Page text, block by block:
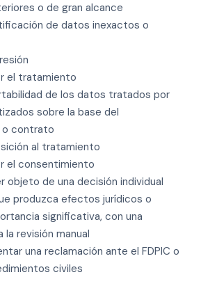
o de gran alcance
de datos inexactos o
el tratamiento
de los datos tratados por
sobre la base del
contrato
al tratamiento
el consentimiento
objeto de una decisión individual
produzca efectos jurídicos o
significativa, con una
la revisión manual
una reclamación ante el FDPIC o
civiles